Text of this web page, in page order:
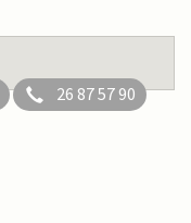
26 87 57 90